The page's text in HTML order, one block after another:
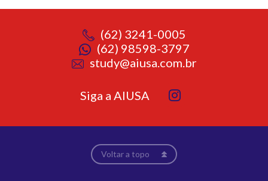
(62) 3241-0005
(62) 98598-3797
study@aiusa.com.br
Siga a AIUSA
Voltar a topo